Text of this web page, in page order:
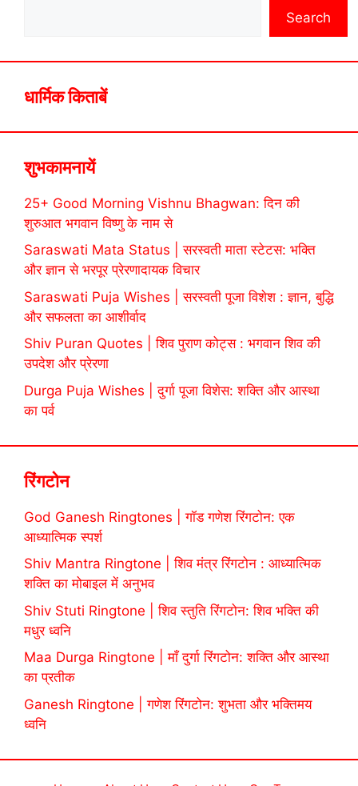
Search
धार्मिक किताबें
शुभकामनायें
25+ Good Morning Vishnu Bhagwan: दिन की
शुरुआत भगवान विष्णु के नाम से
Saraswati Mata Status | सरस्वती माता स्टेटस: भक्ति
और ज्ञान से भरपूर प्रेरणादायक विचार
Saraswati Puja Wishes | सरस्वती पूजा विशेश : ज्ञान, बुद्धि
और सफलता का आशीर्वाद
Shiv Puran Quotes | शिव पुराण कोट्स : भगवान शिव की
उपदेश और प्रेरणा
Durga Puja Wishes | दुर्गा पूजा विशेस: शक्ति और आस्था
का पर्व
रिंगटोन
God Ganesh Ringtones | गॉड गणेश रिंगटोन: एक
आध्यात्मिक स्पर्श
Shiv Mantra Ringtone | शिव मंत्र रिंगटोन : आध्यात्मिक
शक्ति का मोबाइल में अनुभव
Shiv Stuti Ringtone | शिव स्तुति रिंगटोन: शिव भक्ति की
मधुर ध्वनि
Maa Durga Ringtone | माँ दुर्गा रिंगटोन: शक्ति और आस्था
का प्रतीक
Ganesh Ringtone | गणेश रिंगटोन: शुभता और भक्तिमय
ध्वनि